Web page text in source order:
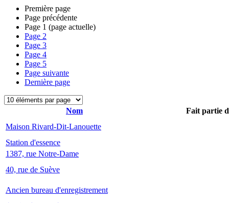
Première page
Page précédente
Page 1 (page actuelle)
Page 2
Page 3
Page 4
Page 5
Page suivante
Dernière page
Nom
Fait partie
Maison Rivard-Dit-Lanouette
Station d'essence
1387, rue Notre-Dame
40, rue de Suève
Ancien bureau d'enregistrement